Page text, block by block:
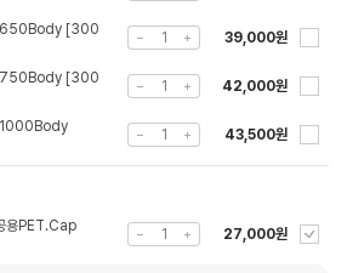
[300
39,000원
[300
42,000원
43,500원
용PET.Cap
27,000원